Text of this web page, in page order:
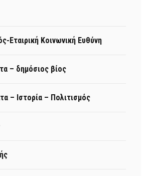
Εταιρική Κοινωνική Ευθύνη
– δημόσιος βίος
– Ιστορία – Πολιτισμός